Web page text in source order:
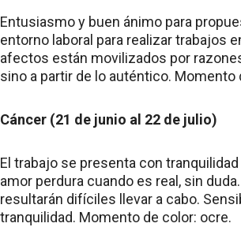
Entusiasmo y buen ánimo para
entorno laboral para realizar trabajos
afectos están movilizados por
sino a partir de lo auténtico. Momento
Cáncer (21 de junio al 22 de julio)
El trabajo se presenta con
amor perdura cuando es real, sin
resultarán difíciles llevar a cabo.
tranquilidad. Momento de color: ocre.